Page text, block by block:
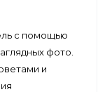
с помощью
фото.
и